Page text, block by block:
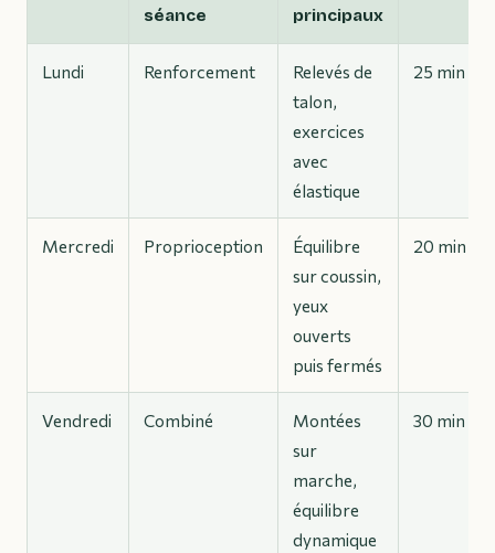
séance principaux
Lundi Renforcement
Relevés de
talon,
exercices
avec
élastique
25 min
Mercredi Proprioception
Équilibre
sur coussin,
yeux
ouverts
puis fermés
20 min
Vendredi Combiné
Montées
sur
marche,
équilibre
dynamique
30 min